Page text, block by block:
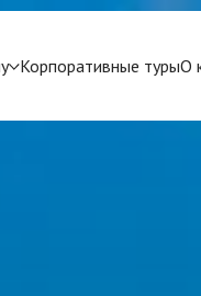
Корпоративные турыО